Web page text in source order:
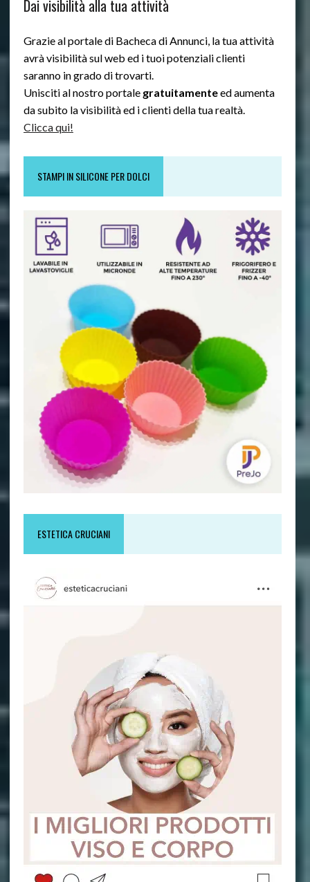
Dai visibilità alla tua attività
Grazie al portale di Bacheca di Annunci, la tua attività
avrà visibilità sul web ed i tuoi potenziali clienti
saranno in grado di trovarti.
Unisciti al nostro portale gratuitamenteed aumenta
da subito la visibilità ed i clienti della tua realtà.
Clicca qui!
STAMPI IN SILICONE PER DOLCI
ESTETICA CRUCIANI